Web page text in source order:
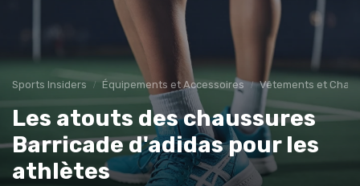
Sports Insiders Équipements et Accessoires Vêtements et
Les atouts des chaussures
Barricade d'adidas pour les
athlètes
Bons plans matériel Alertes pièces
Avant-premières Normes & sécurité
→ Je rejoins le club